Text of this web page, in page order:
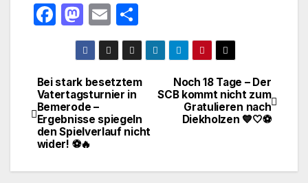
F
e
b
o
o
k
M
a
st
o
d
o
n
E
m
ail
ei
le
n
Beitragsnavigation
Noch 18 Tage – Der
SCB kommt nicht zum
Gratulieren nach
Diekholzen 💙🤍⚽
Bei stark besetztem
Vatertagsturnier in
Bemerode –
Ergebnisse spiegeln
den Spielverlauf nicht
wider! ⚽🔥